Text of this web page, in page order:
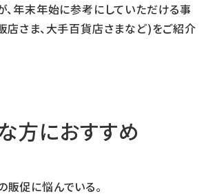
、年末年始に参考にしていただける事
さま、大手百貨店さまなど)をご紹介
方におすすめ
販促に悩んでいる。